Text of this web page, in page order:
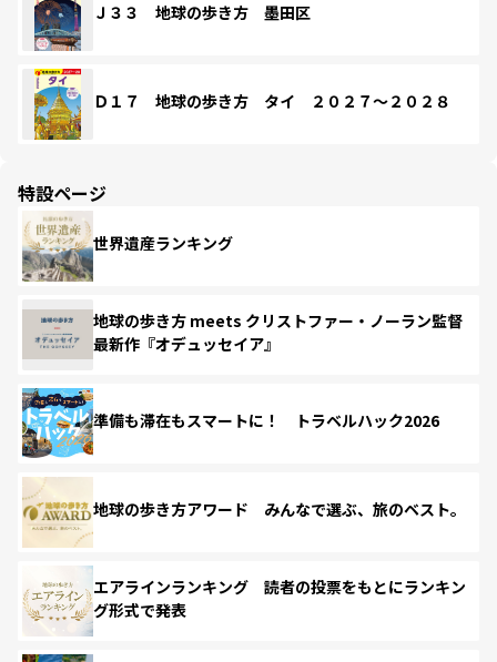
Ｊ３３ 地球の歩き方 墨田区
Ｄ１７ 地球の歩き方 タイ ２０２７～２０２８
特設ページ
世界遺産ランキング
地球の歩き方 meets クリストファー・ノーラン監督
最新作『オデュッセイア』
準備も滞在もスマートに！ トラベルハック2026
地球の歩き方アワード みんなで選ぶ、旅のベスト。
エアラインランキング 読者の投票をもとにランキン
グ形式で発表